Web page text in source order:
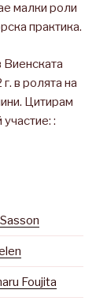
малки роли
практика.
в ролята на
Цитирам
:
Foujita